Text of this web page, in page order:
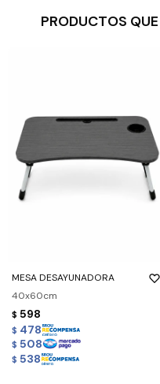
PRODUCTOS
MESA DESAYUNADORA
40x60cm
$ 598
$ 478
$ 508
$ 538